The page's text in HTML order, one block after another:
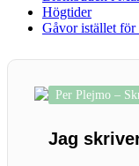
Högtider
Gåvor istället
Per Plejmo –
Jag